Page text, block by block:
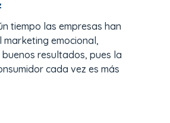
tiempo las empresas han
marketing emocional,
resultados, pues la
cada vez es más